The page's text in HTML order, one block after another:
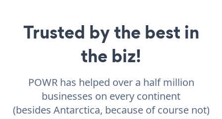
Trusted by the best in
the biz!
POWR has helped over a half million
businesses on every continent
(besides Antarctica, because of course not)